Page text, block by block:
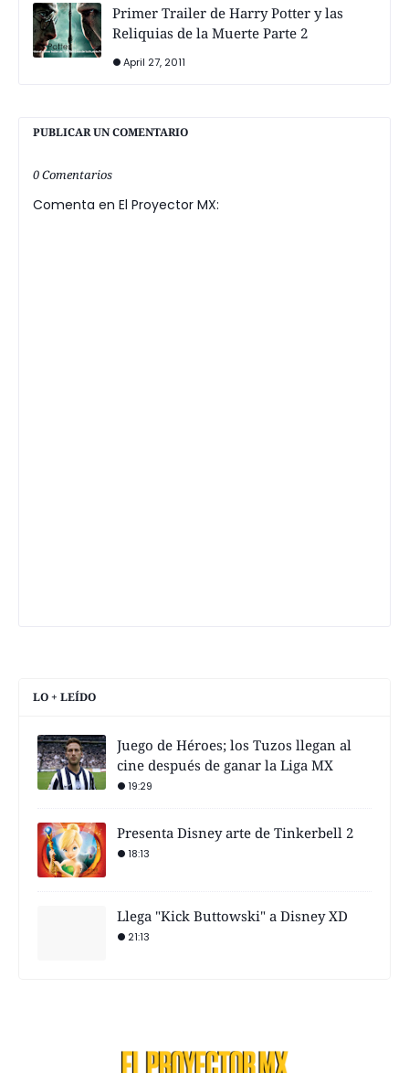
Primer Trailer de Harry Potter y las
Reliquias de la Muerte Parte 2
April 27, 2011
PUBLICAR UN COMENTARIO
0 Comentarios
Comenta en El Proyector MX:
LO + LEÍDO
Juego de Héroes; los Tuzos llegan al
cine después de ganar la Liga MX
19:29
Presenta Disney arte de Tinkerbell 2
18:13
Llega "Kick Buttowski" a Disney XD
21:13